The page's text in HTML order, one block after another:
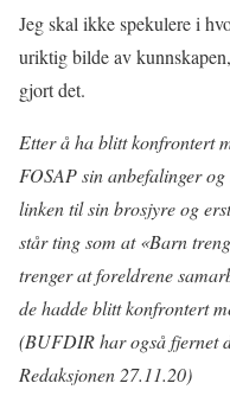
Jeg skal ikke spekulere i
uriktig bilde av
gjort det.
Etter å ha blitt konfrontert
FOSAP sin anbefalinger og
linken til sin brosjyre og
står ting som at «Barn
trenger at foreldrene
de hadde blitt konfrontert
(BUFDIR har også fjernet
Redaksjonen 27.11.20)